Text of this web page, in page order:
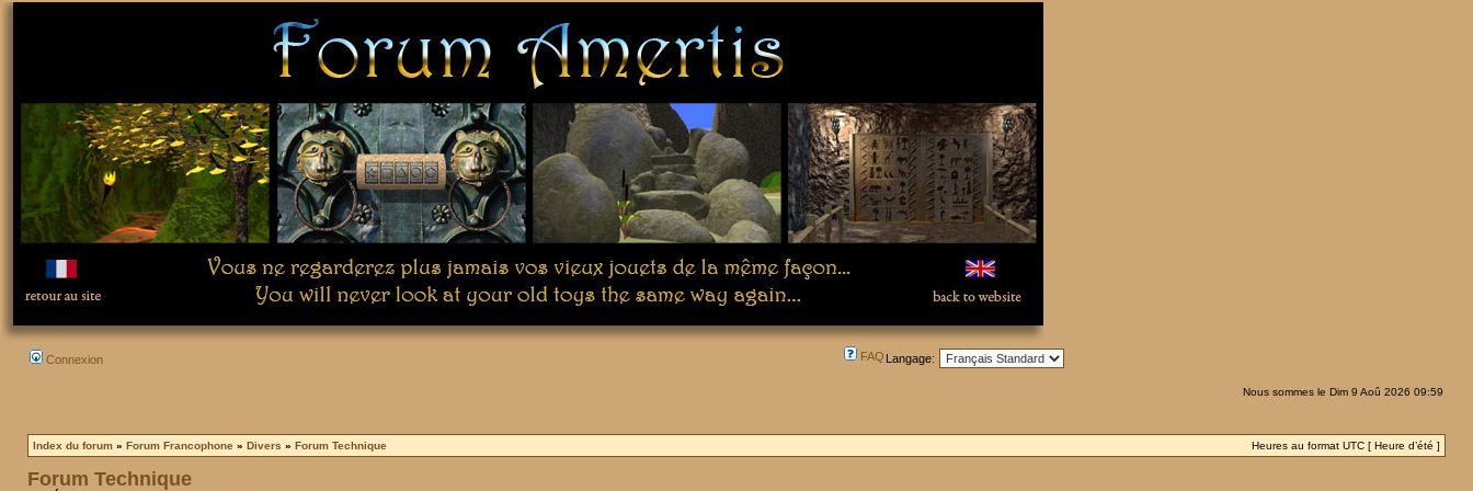
Connexion FAQ Langage:
Nous sommes le Dim 9 Aoû 2026 09:59
Index du forum » Forum Francophone » Divers » Forum Technique Heures au format UTC [ Heure d’été ]
Forum Technique